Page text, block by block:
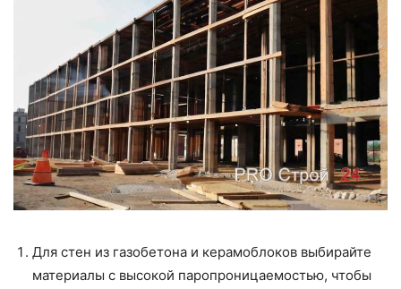
Для стен из газобетона и керамоблоков выбирайте
материалы с высокой паропроницаемостью, чтобы